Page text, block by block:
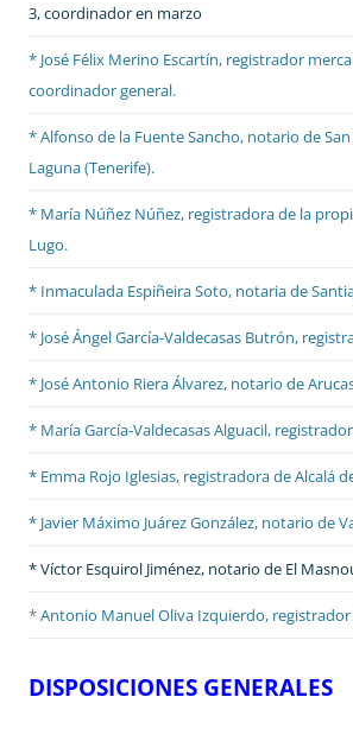
3, coordinador en marzo
* José Félix Merino Escartín, registrador
coordinador general.
* Alfonso de la Fuente Sancho, notario de
Laguna (Tenerife).
* María Núñez Núñez, registradora de la
Lugo.
* Inmaculada Espiñeira Soto, notaria de
* José Ángel García-Valdecasas Butrón,
* José Antonio Riera Álvarez, notario de
* María García-Valdecasas Alguacil,
* Emma Rojo Iglesias, registradora de Alcalá
* Javier Máximo Juárez González, notario de
* Víctor Esquirol Jiménez, notario de El
*Antonio Manuel Oliva Izquierdo, registrador
DISPOSICIONES GENERALES